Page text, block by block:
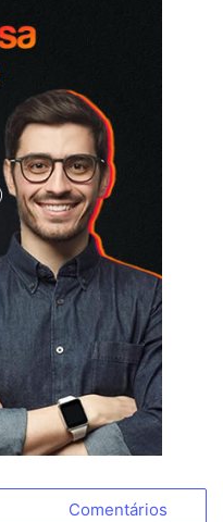
Comentários